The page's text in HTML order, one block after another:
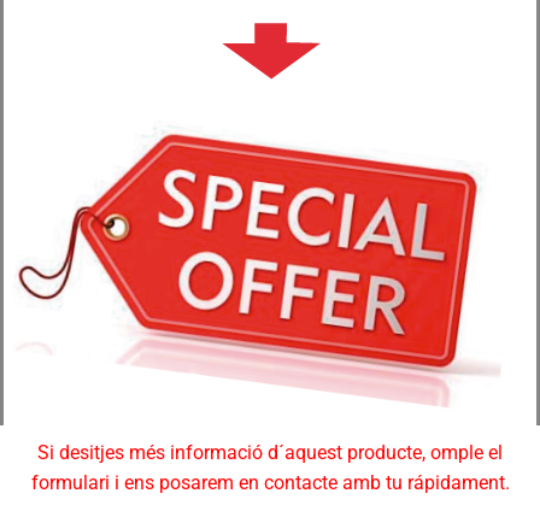
Si desitjes més informació d´aquest producte, omple el
formulari i ens posarem en contacte amb tu rápidament.